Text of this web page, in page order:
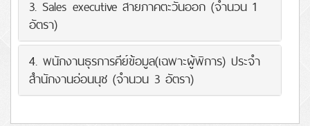
3. Sales executive สายภาคตะวันออก (จำนวน 1
อัตรา)
4. พนักงานธุรการคีย์ข้อมูล(เฉพาะผู้พิการ) ประจำ
สำนักงานอ่อนนุช (จำนวน 3 อัตรา)